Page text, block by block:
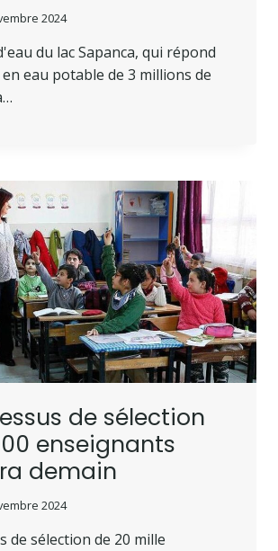
2024
du lac Sapanca, qui répond
eau potable de 3 millions de
de sélection
enseignants
demain
2024
de sélection de 20 mille